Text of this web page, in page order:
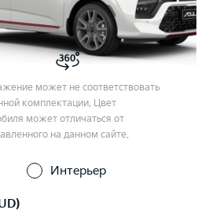
может не соответствовать
комплектации. Цвет
может отличаться от
на данном сайте.
Интерьер